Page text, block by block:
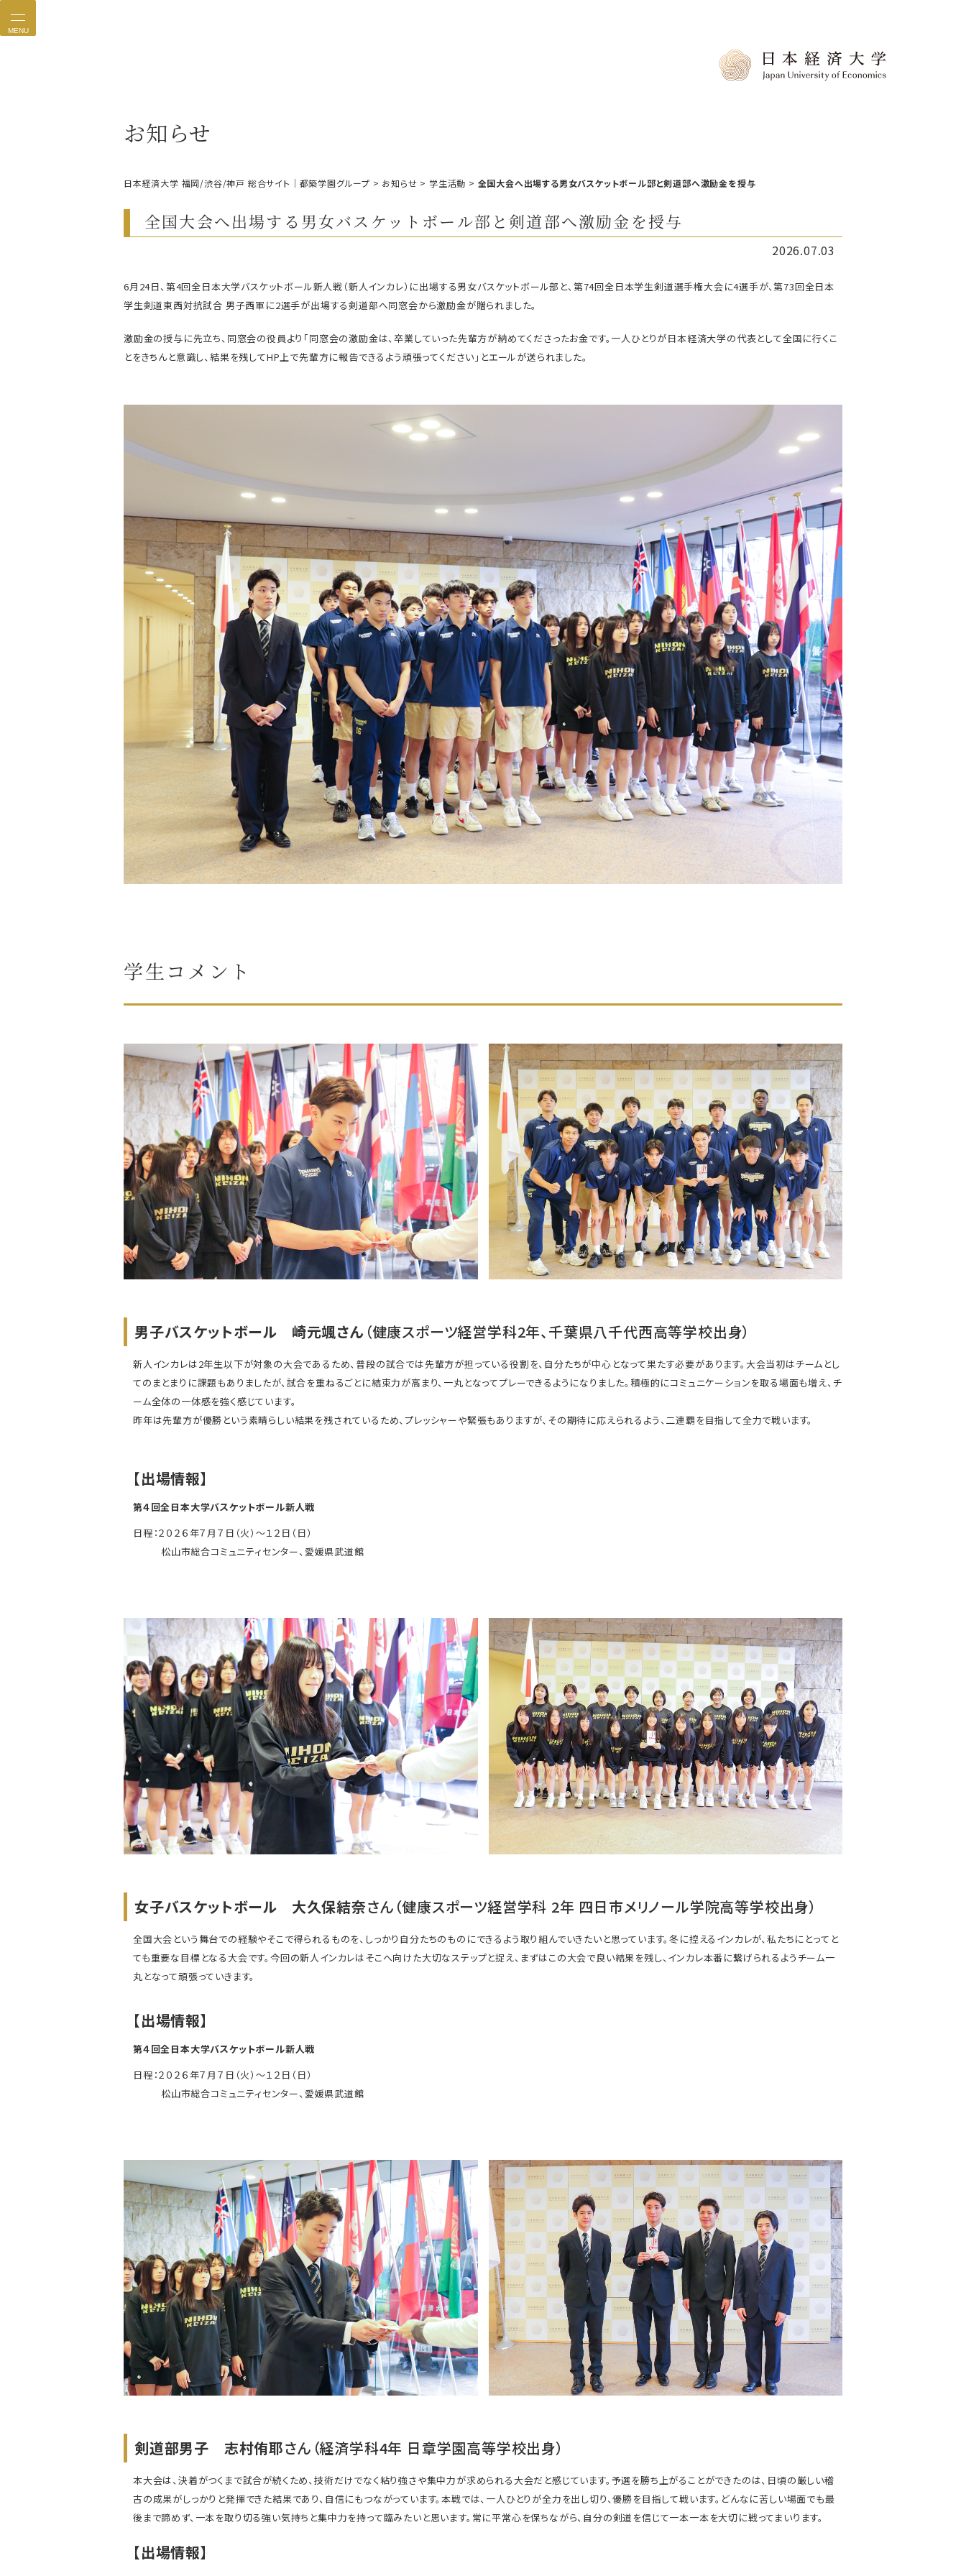
MENU
お知らせ
日本経済大学 福岡/渋谷/神戸 総合サイト｜都築学園グループ > お知らせ > 学生活動 > 全国大会へ出場する男女バスケットボール部と剣道部へ激励金を授与
全国大会へ出場する男女バスケットボール部と剣道部へ激励金を授与
2026.07.03
6月24日、第4回全日本大学バスケットボール新人戦（新人インカレ）に出場する男女バスケットボール部と、第74回全日本学生剣道選手権大会に4選手が、第73回全日本
学生剣道東西対抗試合 男子西軍に2選手が出場する剣道部へ同窓会から激励金が贈られました。
激励金の授与に先立ち、同窓会の役員より「同窓会の激励金は、卒業していった先輩方が納めてくださったお金です。一人ひとりが日本経済大学の代表として全国に行くこ
とをきちんと意識し、結果を残してHP上で先輩方に報告できるよう頑張ってください」とエールが送られました。
学生コメント
男子バスケットボール 崎元颯さん （健康スポーツ経営学科2年、千葉県八千代西高等学校出身）
新人インカレは2年生以下が対象の大会であるため、普段の試合では先輩方が担っている役割を、自分たちが中心となって果たす必要があります。大会当初はチームとし
てのまとまりに課題もありましたが、試合を重ねるごとに結束力が高まり、一丸となってプレーできるようになりました。積極的にコミュニケーションを取る場面も増え、チ
ーム全体の一体感を強く感じています。
昨年は先輩方が優勝という素晴らしい結果を残されているため、プレッシャーや緊張もありますが、その期待に応えられるよう、二連覇を目指して全力で戦います。
【出場情報】
第４回全日本大学バスケットボール新人戦
日程：２０２６年７月７日（火）〜１２日（日）
松山市総合コミュニティセンター、愛媛県武道館
女子バスケットボール 大久保結奈さん（健康スポーツ経営学科 2年 四日市メリノール学院高等学校出身）
全国大会という舞台での経験やそこで得られるものを、しっかり自分たちのものにできるよう取り組んでいきたいと思っています。冬に控えるインカレが、私たちにとってと
ても重要な目標となる大会です。今回の新人インカレはそこへ向けた大切なステップと捉え、まずはこの大会で良い結果を残し、インカレ本番に繋げられるようチーム一
丸となって頑張っていきます。
【出場情報】
第４回全日本大学バスケットボール新人戦
日程：２０２６年７月７日（火）〜１２日（日）
松山市総合コミュニティセンター、愛媛県武道館
剣道部男子 志村侑耶さん（経済学科4年 日章学園高等学校出身）
本大会は、決着がつくまで試合が続くため、技術だけでなく粘り強さや集中力が求められる大会だと感じています。予選を勝ち上がることができたのは、日頃の厳しい稽
古の成果がしっかりと発揮できた結果であり、自信にもつながっています。本戦では、一人ひとりが全力を出し切り、優勝を目指して戦います。どんなに苦しい場面でも最
後まで諦めず、一本を取り切る強い気持ちと集中力を持って臨みたいと思います。常に平常心を保ちながら、自分の剣道を信じて一本一本を大切に戦ってまいります。
【出場情報】